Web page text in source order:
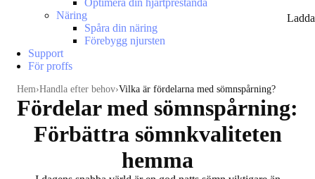
Optimera din hjärtprestanda
Näring
Spåra din näring
Förebygg njursten
Support
För proffs
Hem Handla efter behov Vilka är fördelarna med sömnspårning?
Fördelar med sömnspårning:
Förbättra sömnkvaliteten
hemma